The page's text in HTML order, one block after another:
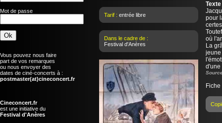
Mot de passe
Vous pouvez nous faire
part de vos remarques
ou nous envoyer des
dates de ciné-concerts à :
postmaster(at)cineconcert.fr
Cineconcert.fr
est une initiative du
Festival d'Anères
Tarif : entrée libre
Dans le cadre de :
Festival d'Anères
pour
où
La
jeune
d'une